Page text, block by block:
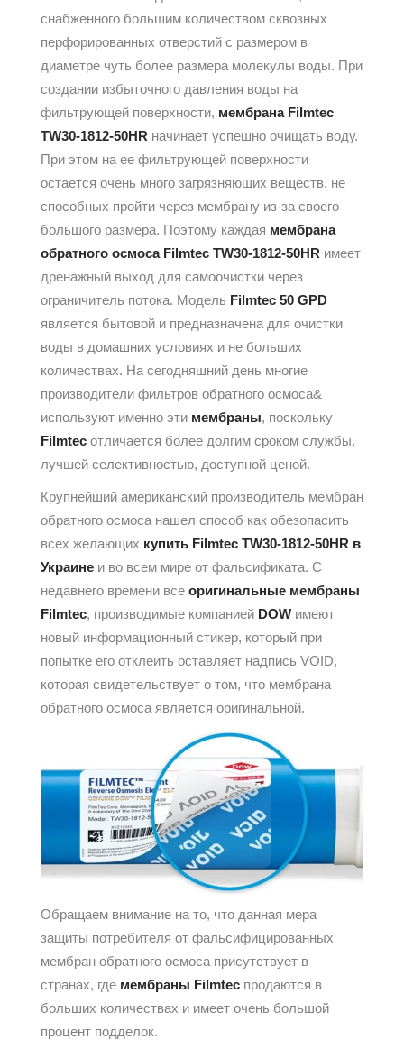
снабженного большим количеством сквозных
перфорированных отверстий с размером в
диаметре чуть более размера молекулы воды. При
создании избыточного давления воды на
фильтрующей поверхности, мембрана Filmtec
TW30-1812-50HR начинает успешно очищать воду.
При этом на ее фильтрующей поверхности
остается очень много загрязняющих веществ, не
способных пройти через мембрану из-за своего
большого размера. Поэтому каждая мембрана
обратного осмоса Filmtec TW30-1812-50HR имеет
дренажный выход для самоочистки через
ограничитель потока. Модель Filmtec 50 GPD
является бытовой и предназначена для очистки
воды в домашних условиях и не больших
количествах. На сегодняшний день многие
производители фильтров обратного осмоса&
используют именно эти мембраны, поскольку
Filmtec отличается более долгим сроком службы,
лучшей селективностью, доступной ценой.
Крупнейший американский производитель мембран
обратного осмоса нашел способ как обезопасить
всех желающих купить Filmtec TW30-1812-50HR в
Украине и во всем мире от фальсификата. С
недавнего времени все оригинальные мембраны
Filmtec, производимые компанией DOW имеют
новый информационный стикер, который при
попытке его отклеить оставляет надпись VOID,
которая свидетельствует о том, что мембрана
обратного осмоса является оригинальной.
Обращаем внимание на то, что данная мера
защиты потребителя от фальсифицированных
мембран обратного осмоса присутствует в
странах, где мембраны Filmtec продаются в
больших количествах и имеет очень большой
процент подделок.